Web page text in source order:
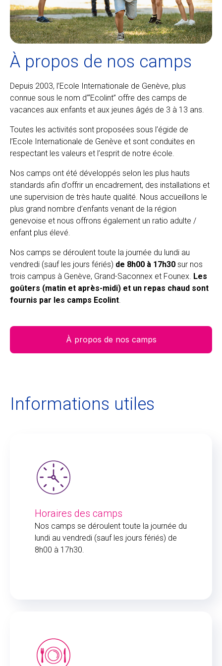
À propos de nos camps
Depuis 2003, l’Ecole Internationale de Genève, plus
connue sous le nom d’“Ecolint” offre des camps de
vacances aux enfants et aux jeunes âgés de 3 à 13 ans.
Toutes les activités sont proposées sous l’égide de
l’Ecole Internationale de Genève et sont conduites en
respectant les valeurs et l’esprit de notre école.
Nos camps ont été développés selon les plus hauts
standards afin d’offrir un encadrement, des installations et
une supervision de très haute qualité. Nous accueillons le
plus grand nombre d’enfants venant de la région
genevoise et nous offrons également un ratio adulte /
enfant plus élevé.
Nos camps se déroulent toute la journée du lundi au
vendredi (sauf les jours fériés) de 8h00 à 17h30 sur nos
trois campus à Genève, Grand-Saconnex et Founex. Les
goûters (matin et après-midi) et un repas chaud sont
fournis par les camps Ecolint
À propos de nos camps
Informations utiles
Horaires des camps
Nos camps se déroulent toute la journée du
lundi au vendredi (sauf les jours fériés) de
8h00 à 17h30.